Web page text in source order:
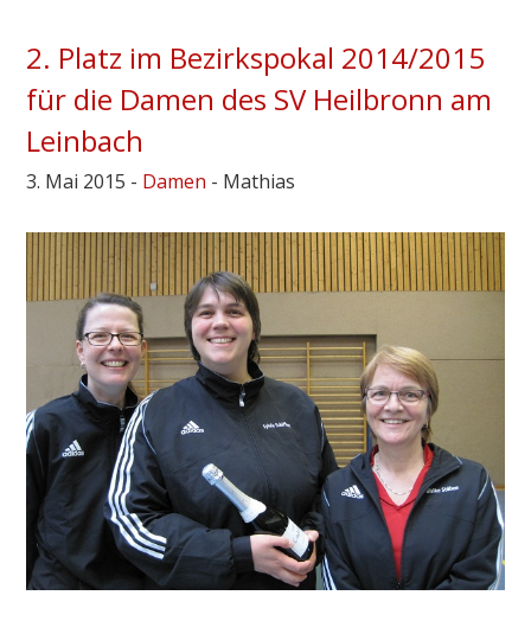
2. Platz im Bezirkspokal 2014/2015
für die Damen des SV Heilbronn am
Leinbach
3. Mai 2015 - Damen - Mathias